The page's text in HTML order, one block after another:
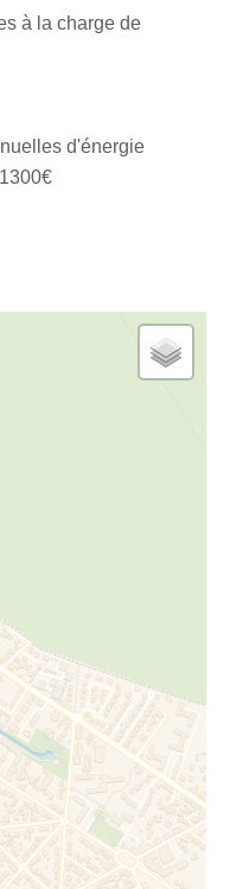
à la charge de
d'énergie